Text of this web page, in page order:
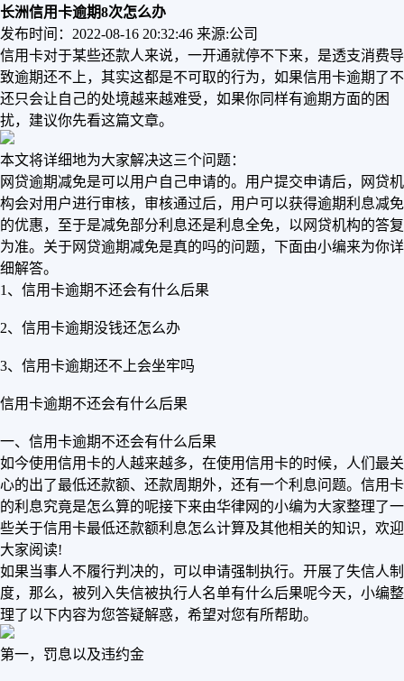
长洲信用卡逾期8次怎么办
发布时间：2022-08-16 20:32:46 来源:公司
信用卡对于某些还款人来说，一开通就停不下来，是透支消费导
致逾期还不上，其实这都是不可取的行为，如果信用卡逾期了不
还只会让自己的处境越来越难受，如果你同样有逾期方面的困
扰，建议你先看这篇文章。
本文将详细地为大家解决这三个问题：
网贷逾期减免是可以用户自己申请的。用户提交申请后，网贷机
构会对用户进行审核，审核通过后，用户可以获得逾期利息减免
的优惠，至于是减免部分利息还是利息全免，以网贷机构的答复
为准。关于网贷逾期减免是真的吗的问题，下面由小编来为你详
细解答。
1、信用卡逾期不还会有什么后果
2、信用卡逾期没钱还怎么办
3、信用卡逾期还不上会坐牢吗
信用卡逾期不还会有什么后果
一、信用卡逾期不还会有什么后果
如今使用信用卡的人越来越多，在使用信用卡的时候，人们最关
心的出了最低还款额、还款周期外，还有一个利息问题。信用卡
的利息究竟是怎么算的呢接下来由华律网的小编为大家整理了一
些关于信用卡最低还款额利息怎么计算及其他相关的知识，欢迎
大家阅读!
如果当事人不履行判决的，可以申请强制执行。开展了失信人制
度，那么，被列入失信被执行人名单有什么后果呢今天，小编整
理了以下内容为您答疑解惑，希望对您有所帮助。
第一，罚息以及违约金